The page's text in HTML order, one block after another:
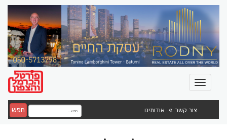
צור קשר אודותינו חפש